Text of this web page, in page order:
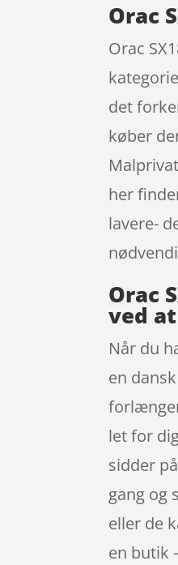
Orac
Orac
det
køber
her
lavere-
Orac
ved
Når du
en
let for
sidder
gang og
eller de
en butik